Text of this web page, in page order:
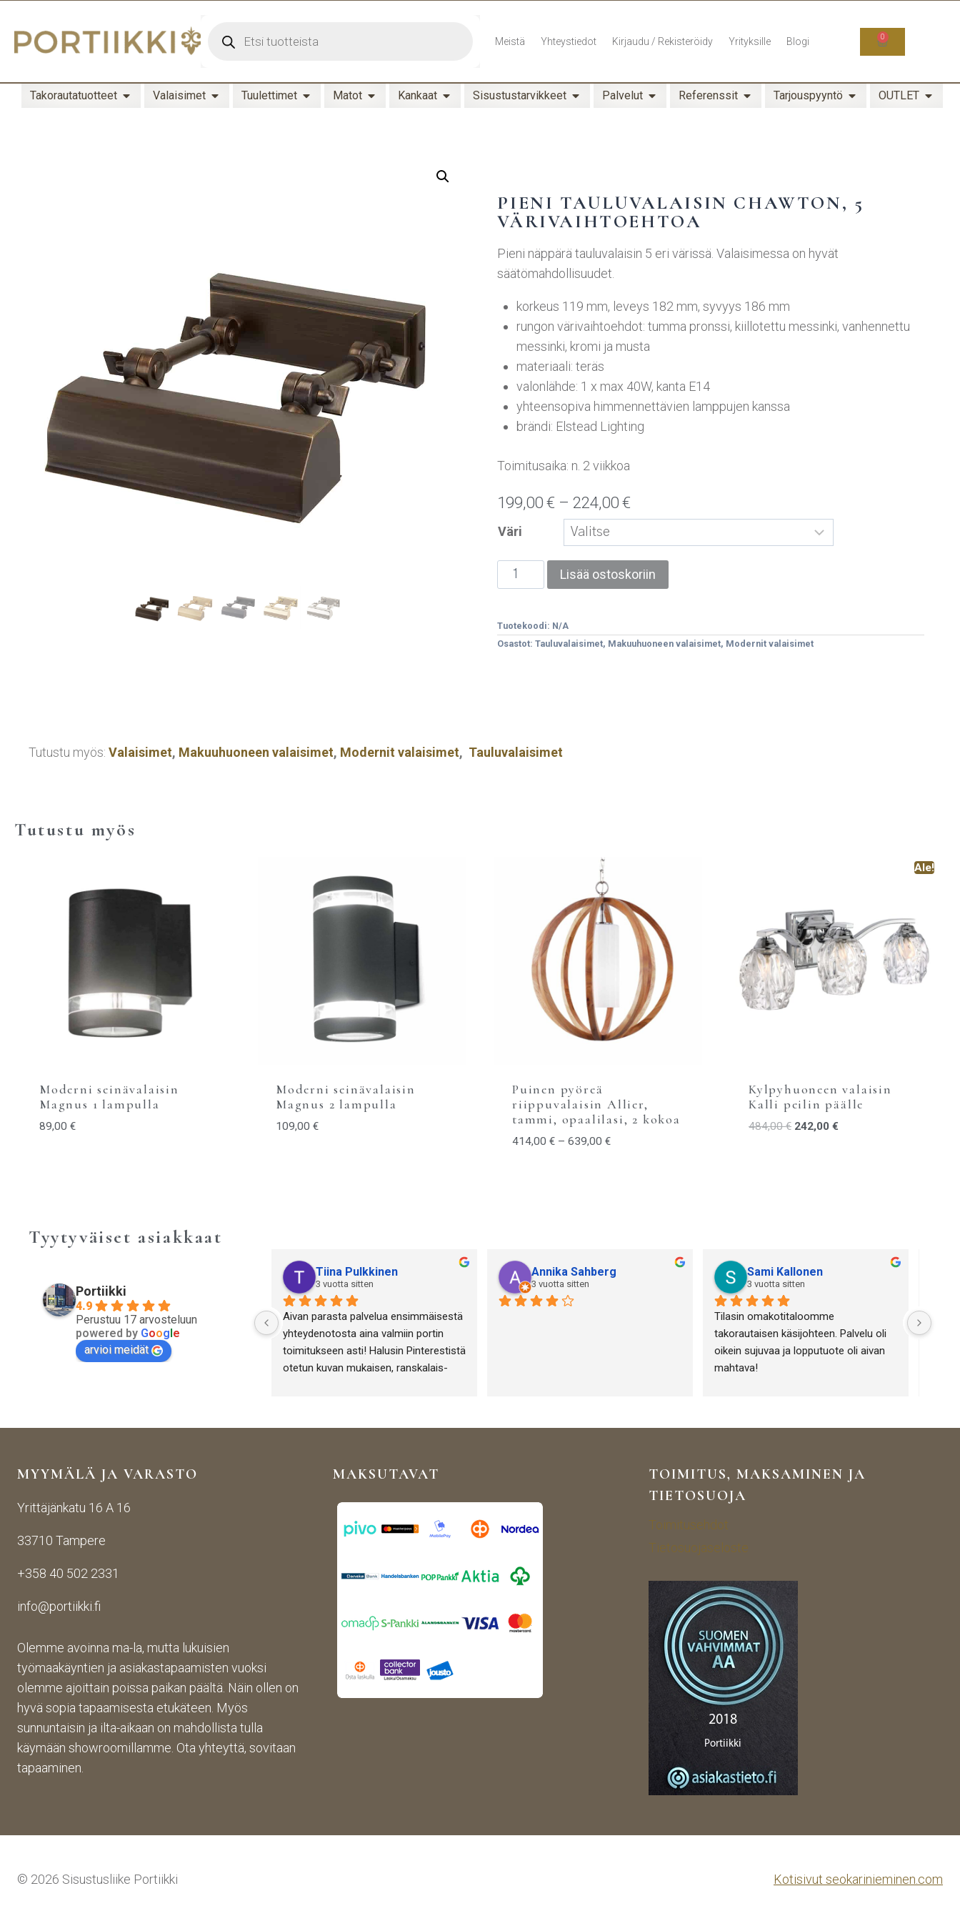
Meistä Yhteystiedot Kirjaudu / Rekisteröidy Yrityksille Blogi 0
Takorautatuotteet Valaisimet Tuulettimet Matot Kankaat Sisustustarvikkeet Palvelut Referenssit Tarjouspyyntö OUTLET
PIENI TAULUVALAISIN CHAWTON, 5
VÄRIVAIHTOEHTOA
Pieni näppärä tauluvalaisin 5 eri värissä. Valaisimessa on hyvät
säätömahdollisuudet.
korkeus 119 mm, leveys 182 mm, syvyys 186 mm
rungon värivaihtoehdot: tumma pronssi, kiillotettu messinki, vanhennettu
messinki, kromi ja musta
materiaali: teräs
valonlähde: 1 x max 40W, kanta E14
yhteensopiva himmennettävien lamppujen kanssa
brändi: Elstead Lighting
Toimitusaika: n. 2 viikkoa
199,00€ – 224,00€
Väri
Lisää ostoskoriin
Tuotekoodi: N/A
Osastot: Tauluvalaisimet, Makuuhuoneen valaisimet, Modernit valaisimet
Tutustu myös: Valaisimet, Makuuhuoneen valaisimet, Modernit valaisimet, Tauluvalaisimet
Tutustu myös
Moderni seinävalaisin
Magnus 1 lampulla
89,00 €
Moderni seinävalaisin
Magnus 2 lampulla
109,00 €
Puinen pyöreä
riippuvalaisin Allier,
tammi, opaalilasi, 2 kokoa
414,00 € – 639,00 €
Ale!
Kylpyhuoneen valaisin
Kalli peilin päälle
484,00€ 242,00 €
Tyytyväiset asiakkaat
Portiikki
4.9
Perustuu 17 arvosteluun
powered by Goog e
arvioi meidät
Tiina Pulkkinen
3 vuotta sitten
Aivan parasta palvelua ensimmäisestä
yhteydenotosta aina valmiin portin
toimitukseen asti! Halusin Pinterestistä
otetun kuvan mukaisen, ranskalais-
Annika Sahberg
3 vuotta sitten
Sami Kallonen
3 vuotta sitten
Tilasin omakotitaloomme
takorautaisen käsijohteen. Palvelu oli
oikein sujuvaa ja lopputuote oli aivan
mahtava!
Olen
MYYMÄLÄ JA VARASTO
Yrittäjänkatu 16 A 16
33710 Tampere
+358 40 502 2331
info@portiikki.fi
Olemme avoinna ma-la, mutta lukuisien
työmaakäyntien ja asiakastapaamisten vuoksi
olemme ajoittain poissa paikan päältä. Näin ollen on
hyvä sopia tapaamisesta etukäteen. Myös
sunnuntaisin ja ilta-aikaan on mahdollista tulla
käymään showroomillamme. Ota yhteyttä, sovitaan
tapaaminen.
MAKSUTAVAT
TOIMITUS, MAKSAMINEN JA
TIETOSUOJA
Toimitusehdot
Tietosuojaseloste
© 2026 Sisustusliike Portiikki Kotisivut seokarinieminen.com